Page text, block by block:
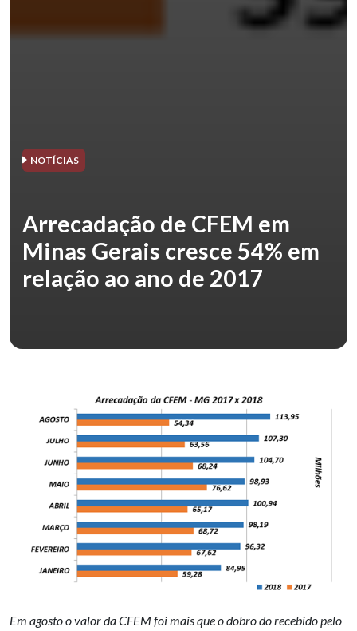
NOTÍCIAS
Arrecadação de CFEM em
Minas Gerais cresce 54% em
relação ao ano de 2017
Em agosto o valor da CFEM foi mais que o dobro do recebido pelo